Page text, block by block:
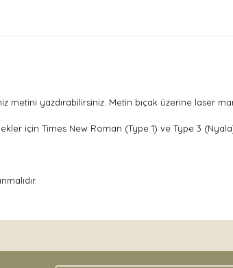
metini yazdırabilirsiniz. Metin bıçak üzerine laser
için Times New Roman (Type 1) ve Type 3